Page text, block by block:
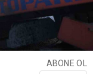
ABONE OL